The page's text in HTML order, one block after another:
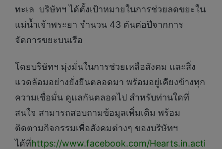
ทะเล บริษัทฯ ได้ตั้งเป้าหมายในการช่วยลดขยะใน
แม่น้ำเจ้าพระยา จำนวน 43 ตันต่อปีจากการ
จัดการขยะบนเรือ
โดยบริษัทฯ มุ่งมั่นในการช่วยเหลือสังคม และสิ่ง
แวดล้อมอย่างยั่งยืนตลอดมา พร้อมอยู่เคียงข้างทุก
ความเชื่อมั่น ดูแลกันตลอดไป สำหรับท่านใดที่
สนใจ สามารถสอบถามข้อมูลเพิ่มเติม พร้อม
ติดตามกิจกรรมเพื่อสังคมต่างๆ ของบริษัทฯ
ได้ที่https://www.facebook.com/Hearts.in.acti